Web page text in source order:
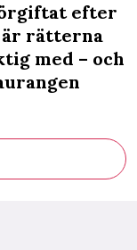
efter
rätterna
med – och